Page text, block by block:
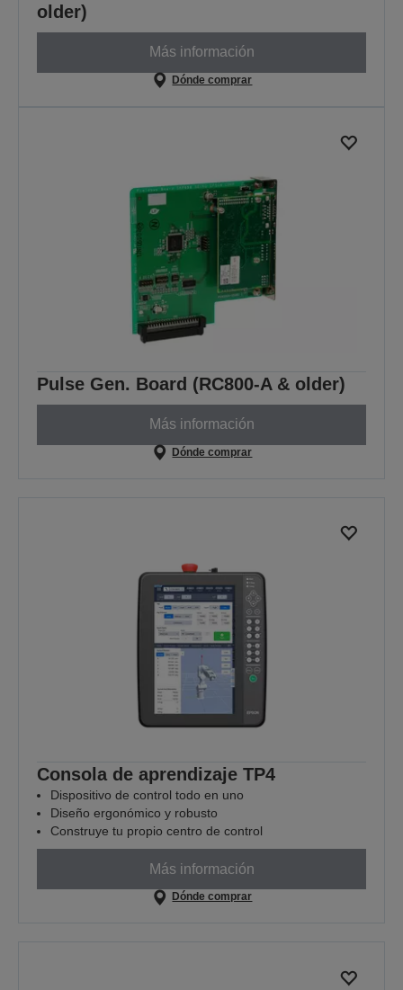
older)
Más información
Dónde comprar
Pulse Gen. Board (RC800-A & older)
Más información
Dónde comprar
Consola de aprendizaje TP4
Dispositivo de control todo en uno
Diseño ergonómico y robusto
Construye tu propio centro de control
Más información
Dónde comprar